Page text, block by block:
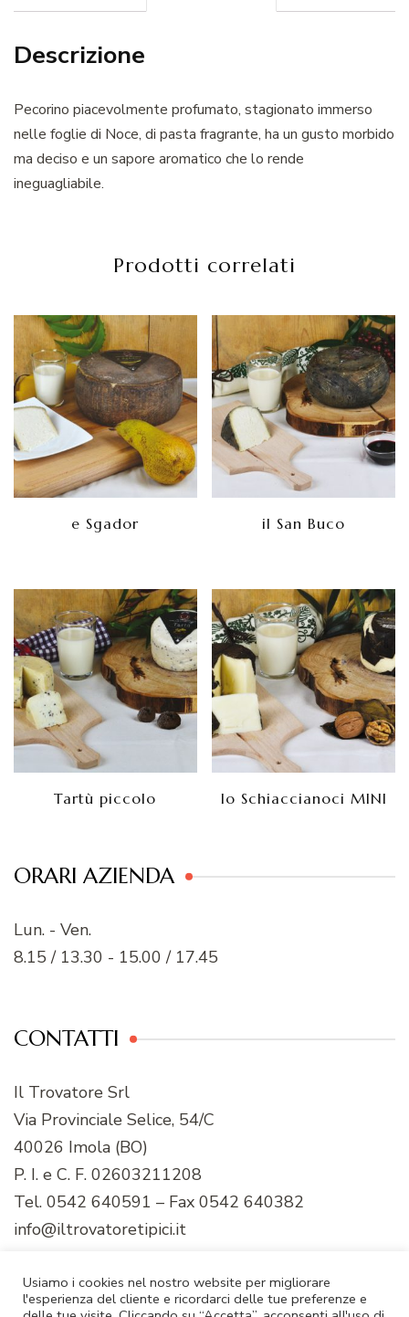
Descrizione
Pecorino piacevolmente profumato, stagionato immerso
nelle foglie di Noce, di pasta fragrante, ha un gusto morbido
ma deciso e un sapore aromatico che lo rende
ineguagliabile.
Prodotti correlati
e Sgador il San Buco
Tartù piccolo lo Schiaccianoci MINI
ORARI AZIENDA
Lun. - Ven.
8.15 / 13.30 - 15.00 / 17.45
CONTATTI
Il Trovatore Srl
Via Provinciale Selice, 54/C
40026 Imola (BO)
P. I. e C. F. 02603211208
Tel. 0542 640591 – Fax 0542 640382
info@iltrovatoretipici.it
Usiamo i cookies nel nostro website per migliorare
l'esperienza del cliente e ricordarci delle tue preferenze e